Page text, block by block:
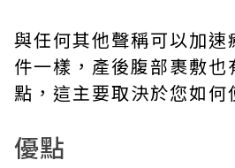
與任何其他聲稱可以加速
件一樣，產後腹部裹敷也
點，這主要取決於您如何
優點